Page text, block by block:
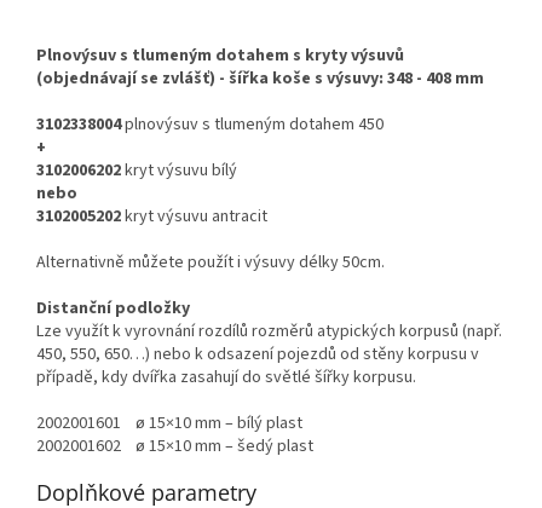
Plnovýsuv s tlumeným dotahem s kryty výsuvů
(objednávají se zvlášť) - šířka koše s výsuvy: 348 - 408 mm
3102338004plnovýsuv s tlumeným dotahem 450
+
3102006202kryt výsuvu bílý
nebo
3102005202kryt výsuvu antracit
Alternativně můžete použít i výsuvy délky 50cm.
Distanční podložky
Lze využít k vyrovnání rozdílů rozměrů atypických korpusů (např.
450, 550, 650…) nebo k odsazení pojezdů od stěny korpusu v
případě, kdy dvířka zasahují do světlé šířky korpusu.
2002001601 ø 15×10 mm – bílý plast
2002001602 ø 15×10 mm – šedý plast
Doplňkové parametry